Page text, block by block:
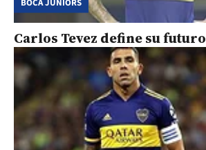
BOCA JUNIORS
Carlos Tevez define su futuro